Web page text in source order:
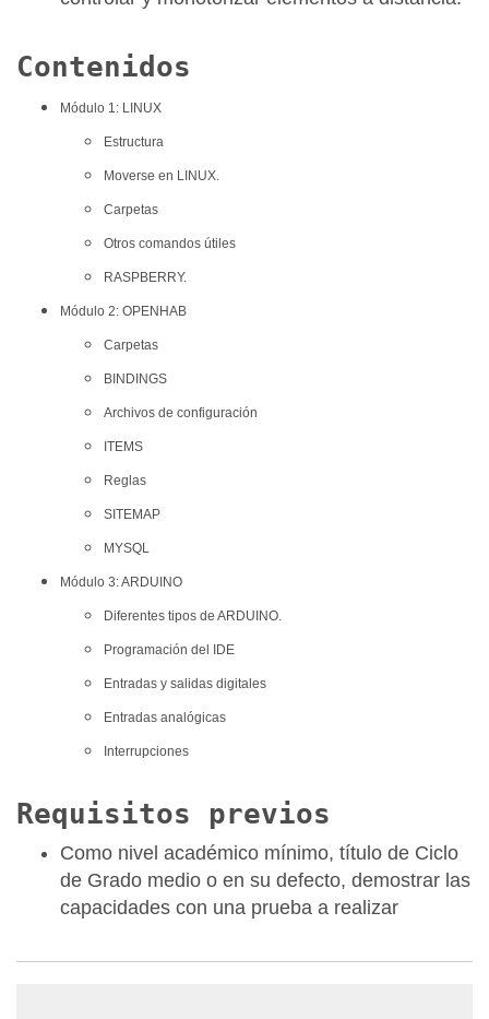
Contenidos
Módulo 1: LINUX
Estructura
Moverse en LINUX.
Carpetas
Otros comandos útiles
RASPBERRY.
Módulo 2: OPENHAB
Carpetas
BINDINGS
Archivos de configuración
ITEMS
Reglas
SITEMAP
MYSQL
Módulo 3: ARDUINO
Diferentes tipos de ARDUINO.
Programación del IDE
Entradas y salidas digitales
Entradas analógicas
Interrupciones
Requisitos previos
Como nivel académico mínimo, título de Ciclo
de Grado medio o en su defecto, demostrar las
capacidades con una prueba a realizar